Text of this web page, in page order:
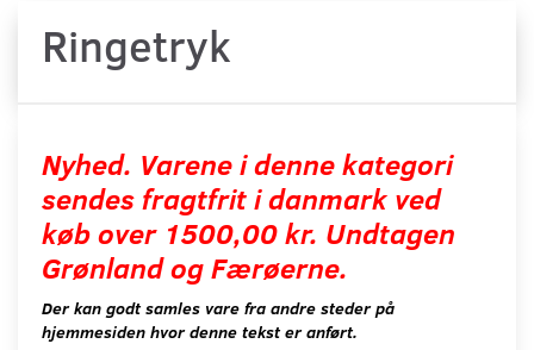
Ringetryk
Nyhed. Varene i denne kategori
sendes fragtfrit i danmark ved
køb over 1500,00 kr. Undtagen
Grønland og Færøerne.
Der kan godt samles vare fra andre steder på
hjemmesiden hvor denne tekst er anført.